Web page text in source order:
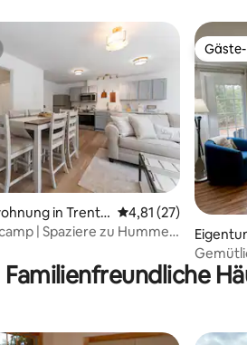
5 von 5, 27 Bewertungen
in Trento Durchschnittliche
4,81 (27)
| Spaziere zu Hummer,
Harbor
Familienfreundliche